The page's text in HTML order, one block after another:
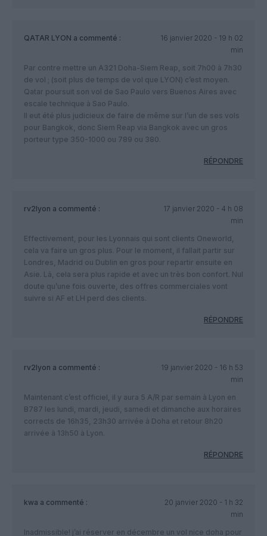
QATAR LYON a commenté :
16 janvier 2020 - 19 h 02
min
Par contre mettre un A321 Doha-Siem Reap, soit 7h00 à 7h30
de vol ; (soit plus de temps de vol que LYON) c’est moyen.
Qatar poursuit son vol de Sao Paulo vers Buenos Aires avec
escale technique à Sao Paulo.
Il eut été plus judicieux de faire de même sur l’un de ses vols
pour Bangkok, donc Siem Reap via Bangkok avec un gros
porteur type 350-1000 ou 789 ou 380.
RÉPONDRE
rv2lyon a commenté :
17 janvier 2020 - 4 h 08
min
Effectivement, pour les Lyonnais qui sont clients Oneworld,
cela va faire un gros plus. Pour le moment, il fallait partir sur
Londres, Madrid ou Dublin en gros pour repartir ensuite en
Asie. Là, cela sera plus rapide et avec un très bon confort. Nul
doute qu’une fois ouverte, des offres commerciales vont
suivre si AF et LH perd des clients.
RÉPONDRE
rv2lyon a commenté :
19 janvier 2020 - 16 h 53
min
Maintenant c’est officiel, il y aura 5 A/R par semain à Lyon en
B787 les lundi, mardi, jeudi, samedi et dimanche aux horaires
corrects de 16h35, 23h30 arrivée à Doha et retour 8h20
arrivée à 13h50 à Lyon.
RÉPONDRE
kwa a commenté :
20 janvier 2020 - 1 h 32
min
Inadmissible! j’ai réserver en décembre un vol nice doha pour